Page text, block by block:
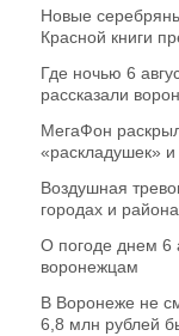
Новые
Красной книги
Где ночью 6
рассказали
МегаФон
«раскладушек» и
Воздушная
городах и
О погоде днем 6
воронежцам
В Воронеже не
6,8 млн рублей